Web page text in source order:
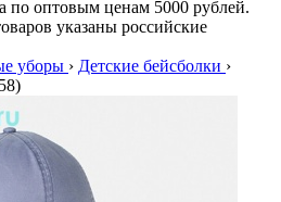
по оптовым ценам 5000 рублей.
указаны российские
уборы › Детские бейсболки ›